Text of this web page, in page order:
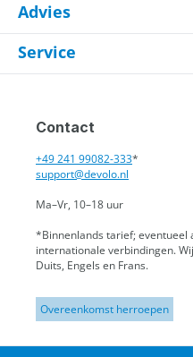
Advies
Service
Contact
+49 241 99082-333*
support@devolo.nl
Ma–Vr, 10–18 uur
*Binnenlands tarief; eventueel
internationale verbindingen.
Duits, Engels en Frans.
Overeenkomst herroepen